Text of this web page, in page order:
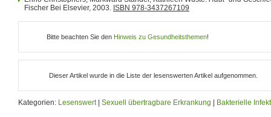
Fischer Bei Elsevier, 2003. ISBN 978-3437267109
Bitte beachten Sie den Hinweis zu Gesundheitsthemen!
Dieser Artikel wurde in die Liste der lesenswerten Artikel aufgenommen.
Kategorien: Lesenswert| Sexuell übertragbare Erkrankung | Bakterielle